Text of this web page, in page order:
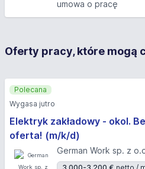
umowa o pracę
Oferty pracy, które mogą
Elektryk zakładowy - okol.
oferta! (m/k/d)
German Work sp. z
Polecana
Wygasa jutro